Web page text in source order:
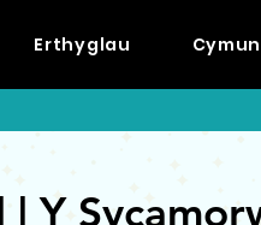
Erthyglau
| Y